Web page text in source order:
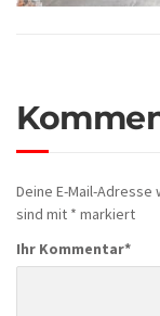
Deine E-Mail-
sind mit * markiert
Ihr Kommentar*